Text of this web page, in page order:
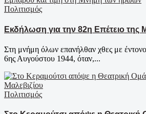
Πολιτισμός
Εκδήλωση για την 82η Επέτειο της
Στη μνήμη όλων επανήλθαν χθες με
6ης Αυγούστου 1944, όταν,...
Πολιτισμός